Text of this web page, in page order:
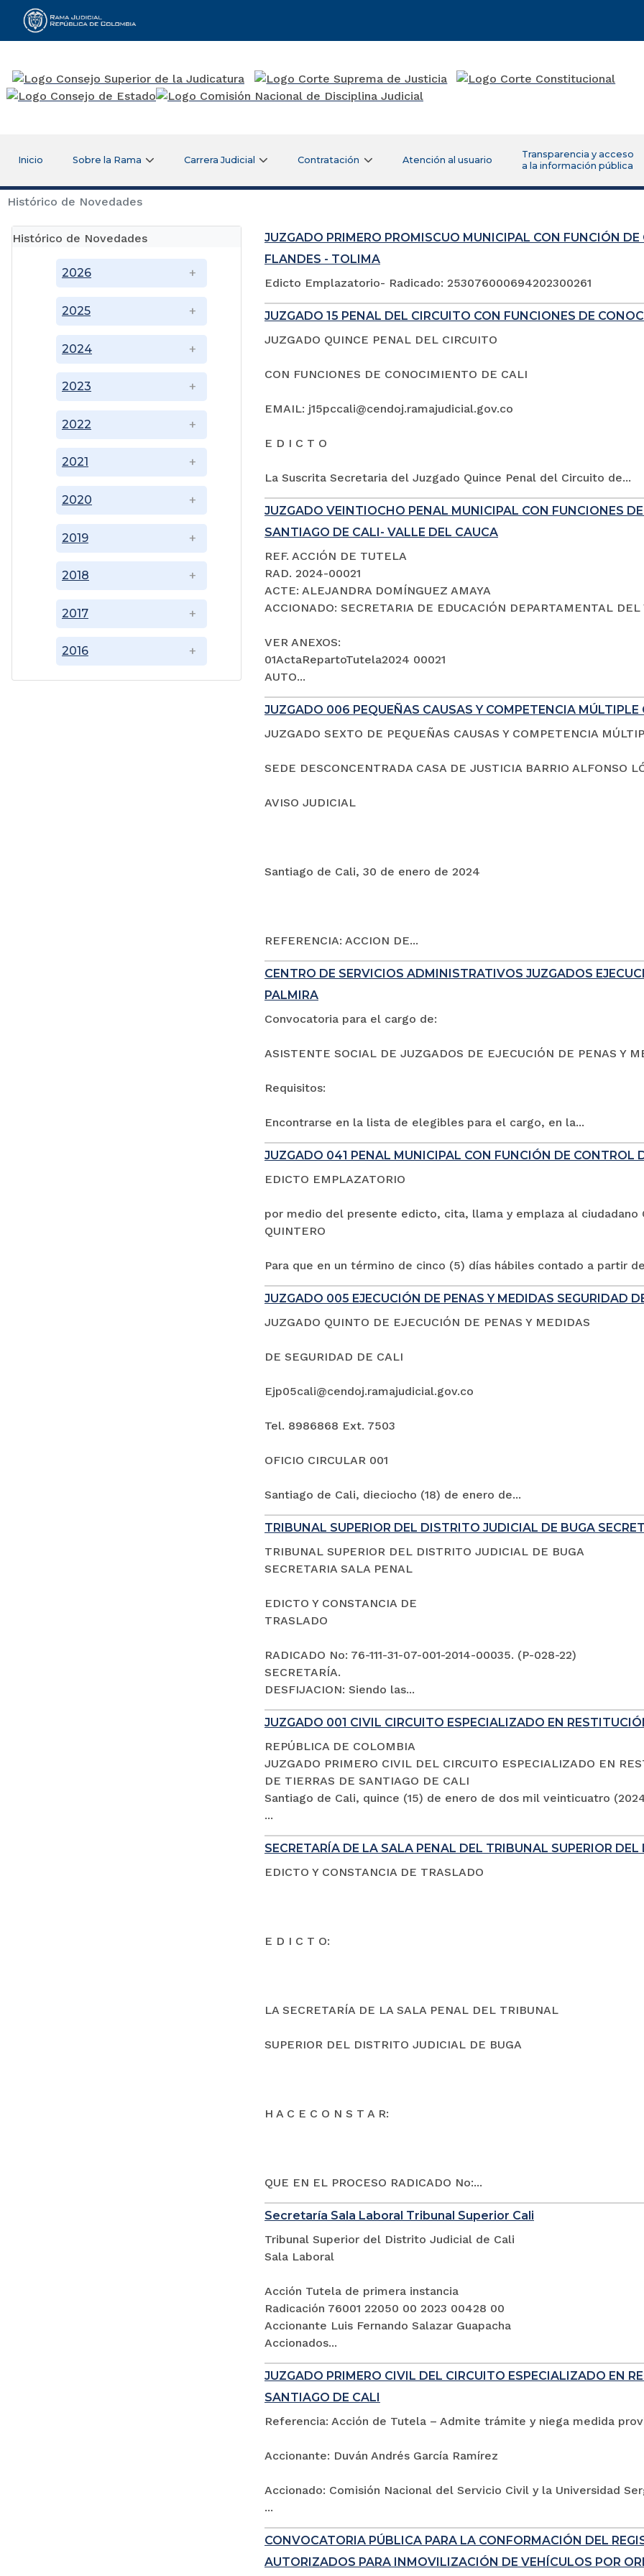
Rama Judicial
Inicio Sobre la Rama Carrera Judicial Contratación Atención al usuario
Transparencia y acceso
a la información pública
Histórico de Novedades
Histórico de Novedades
2016
2017
2018
2019
2020
2021
2022
2023
2024
2025
2026
JUZGADO PRIMERO PROMISCUO MUNICIPAL CON FUNCIÓN
FLANDES - TOLIMA
Edicto Emplazatorio- Radicado: 253076000694202300261
JUZGADO 15 PENAL DEL CIRCUITO CON FUNCIONES DE
JUZGADO QUINCE PENAL DEL CIRCUITO
CON FUNCIONES DE CONOCIMIENTO DE CALI
EMAIL: j15pccali@cendoj.ramajudicial.gov.co
E D I C T O
La Suscrita Secretaria del Juzgado Quince Penal del Circuito de...
JUZGADO VEINTIOCHO PENAL MUNICIPAL CON FUNCIONES
SANTIAGO DE CALI- VALLE DEL CAUCA
REF. ACCIÓN DE TUTELA
RAD. 2024-00021
ACTE: ALEJANDRA DOMÍNGUEZ AMAYA
ACCIONADO: SECRETARIA DE EDUCACIÓN DEPARTAMENTAL
VER ANEXOS:
01ActaRepartoTutela2024 00021
AUTO...
JUZGADO 006 PEQUEÑAS CAUSAS Y COMPETENCIA MÚLTIPLE
JUZGADO SEXTO DE PEQUEÑAS CAUSAS Y COMPETENCIA
SEDE DESCONCENTRADA CASA DE JUSTICIA BARRIO ALFONSO
AVISO JUDICIAL
Santiago de Cali, 30 de enero de 2024
REFERENCIA: ACCION DE...
CENTRO DE SERVICIOS ADMINISTRATIVOS JUZGADOS
PALMIRA
Convocatoria para el cargo de:
ASISTENTE SOCIAL DE JUZGADOS DE EJECUCIÓN DE PENAS Y
Requisitos:
Encontrarse en la lista de elegibles para el cargo, en la...
JUZGADO 041 PENAL MUNICIPAL CON FUNCIÓN DE CONTROL
EDICTO EMPLAZATORIO
por medio del presente edicto, cita, llama y emplaza al ciudadano
QUINTERO
Para que en un término de cinco (5) días hábiles contado a partir
JUZGADO 005 EJECUCIÓN DE PENAS Y MEDIDAS SEGURIDAD
JUZGADO QUINTO DE EJECUCIÓN DE PENAS Y MEDIDAS
DE SEGURIDAD DE CALI
Ejp05cali@cendoj.ramajudicial.gov.co
Tel. 8986868 Ext. 7503
OFICIO CIRCULAR 001
Santiago de Cali, dieciocho (18) de enero de...
TRIBUNAL SUPERIOR DEL DISTRITO JUDICIAL DE BUGA
TRIBUNAL SUPERIOR DEL DISTRITO JUDICIAL DE BUGA
SECRETARIA SALA PENAL
EDICTO Y CONSTANCIA DE
TRASLADO
RADICADO No: 76-111-31-07-001-2014-00035. (P-028-22)
SECRETARÍA.
DESFIJACION: Siendo las...
JUZGADO 001 CIVIL CIRCUITO ESPECIALIZADO EN
REPÚBLICA DE COLOMBIA
JUZGADO PRIMERO CIVIL DEL CIRCUITO ESPECIALIZADO EN
DE TIERRAS DE SANTIAGO DE CALI
Santiago de Cali, quince (15) de enero de dos mil veinticuatro
...
SECRETARÍA DE LA SALA PENAL DEL TRIBUNAL SUPERIOR
EDICTO Y CONSTANCIA DE TRASLADO
E D I C T O:
LA SECRETARÍA DE LA SALA PENAL DEL TRIBUNAL
SUPERIOR DEL DISTRITO JUDICIAL DE BUGA
H A C E C O N S T A R:
QUE EN EL PROCESO RADICADO No:...
Secretaría Sala Laboral Tribunal Superior Cali
Tribunal Superior del Distrito Judicial de Cali
Sala Laboral
Acción Tutela de primera instancia
Radicación 76001 22050 00 2023 00428 00
Accionante Luis Fernando Salazar Guapacha
Accionados...
JUZGADO PRIMERO CIVIL DEL CIRCUITO ESPECIALIZADO EN
SANTIAGO DE CALI
Referencia: Acción de Tutela – Admite trámite y niega medida
Accionante: Duván Andrés García Ramírez
Accionado: Comisión Nacional del Servicio Civil y la Universidad
...
CONVOCATORIA PÚBLICA PARA LA CONFORMACIÓN DEL
AUTORIZADOS PARA INMOVILIZACIÓN DE VEHÍCULOS POR